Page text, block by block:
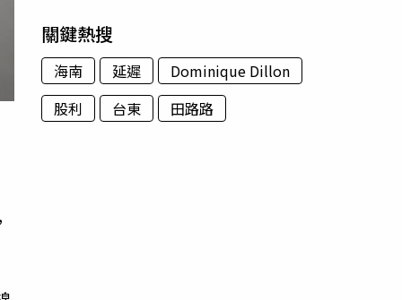
關鍵熱搜
海南 延遲
Dominique Dillon
股利
台東 田路路